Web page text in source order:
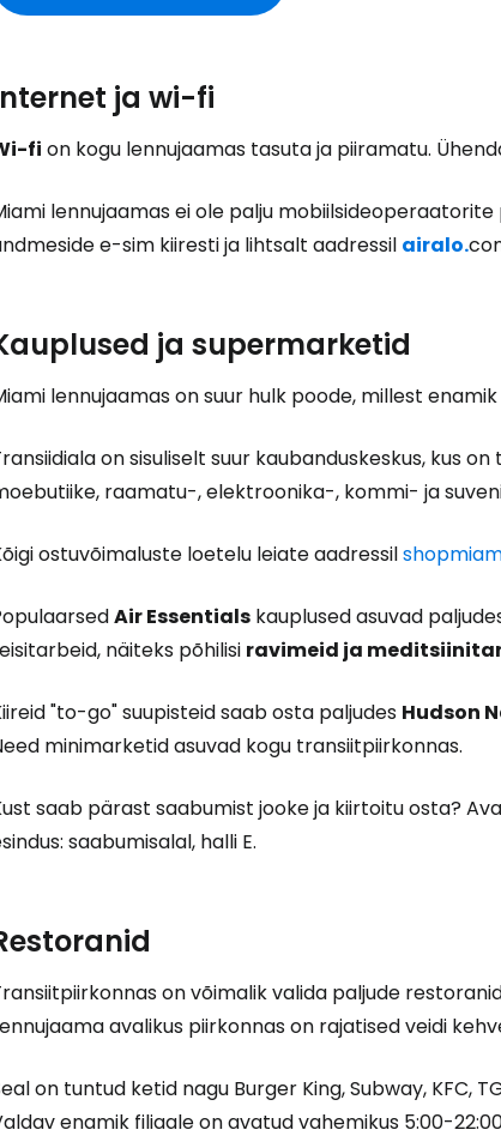
ja wi-fi
fi on kogu lennujaamas tasuta ja piiramatu.
lennujaamas ei ole palju mobiilsideoperaatorite
e-sim kiiresti ja lihtsalt aadressil airalo.
ja supermarketid
lennujaamas on suur hulk poode, millest
on sisuliselt suur kaubanduskeskus, kus
raamatu-, elektroonika-, kommi- ja
ostuvõimaluste loetelu leiate aadressil
Air Essentials kauplused asuvad
näiteks põhilisi ravimeid ja
"to-go" suupisteid saab osta paljudes Hudson
minimarketid asuvad kogu transiitpiirkonnas.
saab pärast saabumist jooke ja kiirtoitu osta?
saabumisalal, halli E.
on võimalik valida paljude
avalikus piirkonnas on rajatised veidi
on tuntud ketid nagu Burger King, Subway, KFC,
enamik filiaale on avatud vahemikus 5:00-
... ülemaailmne reisikogukond